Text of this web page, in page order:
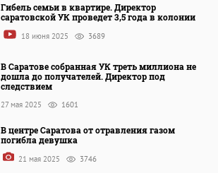
Гибель семьи в квартире. Директор
саратовской УК проведет 3,5 года в колонии
18 июня 2025 3689
В Саратове собранная УК треть миллиона не
дошла до получателей. Директор под
следствием
27 мая 2025 1601
В центре Саратова от отравления газом
погибла девушка
21 мая 2025 3746